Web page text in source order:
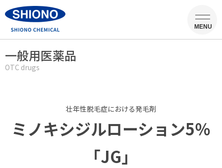
MENU
一般用医薬品
OTC drugs
壮年性脱毛症における発毛剤
ミノキシジルローション5％
「JG」